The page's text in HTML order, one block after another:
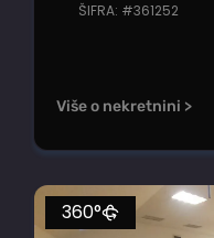
ŠIFRA: #361252
Više o nekretnini >
360°